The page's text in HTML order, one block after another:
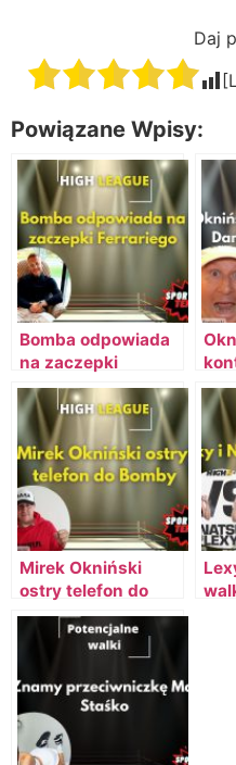
Daj
Powiązane Wpisy:
Bomba odpowiada
na zaczepki
Ferrariego
Mirek Okniński
ostry telefon do
Bomby